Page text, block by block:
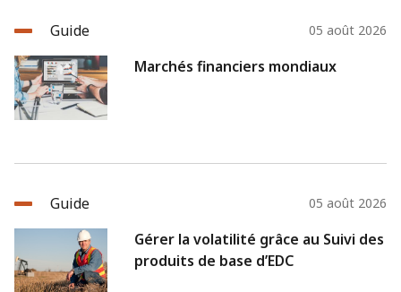
Guide 05 août 2026
Marchés financiers mondiaux
Guide 05 août 2026
Gérer la volatilité grâce au Suivi des
produits de base d’EDC